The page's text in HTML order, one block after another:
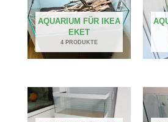
AQUARIUM FÜR IKEA
EKET
4 PRODUKTE